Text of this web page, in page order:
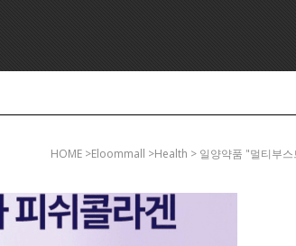
HOME >eloommall >health > 일양약품 "멀티부